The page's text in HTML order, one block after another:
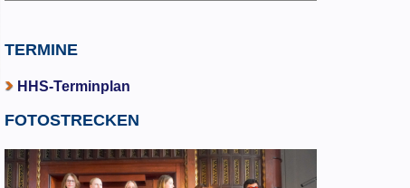
TERMINE
HHS-Terminplan
FOTOSTRECKEN